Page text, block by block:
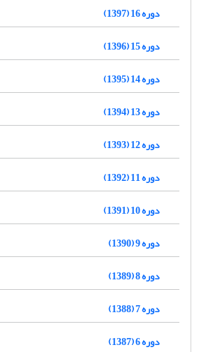
دوره 16 (1397)
دوره 15 (1396)
دوره 14 (1395)
دوره 13 (1394)
دوره 12 (1393)
دوره 11 (1392)
دوره 10 (1391)
دوره 9 (1390)
دوره 8 (1389)
دوره 7 (1388)
دوره 6 (1387)